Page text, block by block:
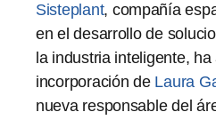
Sisteplant, compañía
en el desarrollo de
la industria inteligente,
incorporación de Laura
nueva responsable del